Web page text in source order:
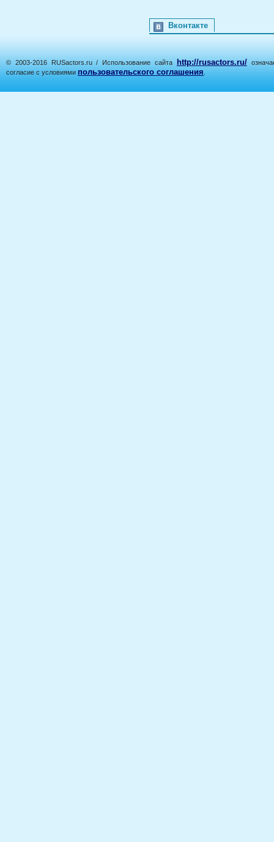
Вконтакте
© 2003-2016 RUSactors.ru / Использование сайта http://rusactors.ru/
согласие с условиями пользовательского соглашения